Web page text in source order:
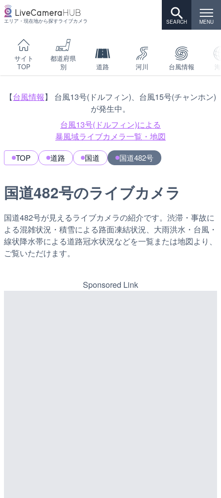
エリア・現在地から探すライブカメラ
サイト
TOP
都道府県
別
道路 河川 台風情報
【台風情報】 台風13号(ドルフィン)、台風15号(チャンホン)
が発生中。
台風13号(ドルフィン)による
暴風域ライブカメラ一覧・地図
TOP 道路 国道 国道482号
国道482号のライブカメラ
国道482号が見えるライブカメラの紹介です。渋滞・事故に
よる混雑状況・積雪による路面凍結状況、大雨洪水・台風・
線状降水帯による道路冠水状況などを一覧または地図より、
ご覧いただけます。
Sponsored Link